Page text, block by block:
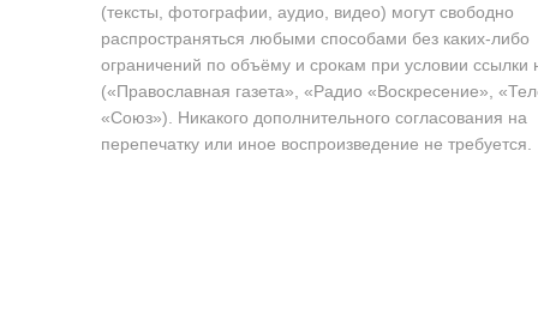
(тексты, фотографии, аудио, видео) могут свободно
распространяться любыми способами без каких-либо
ограничений по объёму и срокам при условии ссылки
(«Православная газета», «Радио «Воскресение»,
«Союз»). Никакого дополнительного согласования на
перепечатку или иное воспроизведение не требуется.